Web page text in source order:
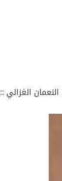
الغزالي ::